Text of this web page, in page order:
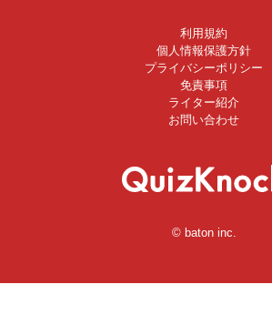
利用規約
個人情報保護方針
プライバシーポリシー
免責事項
ライター紹介
お問い合わせ
© baton inc.